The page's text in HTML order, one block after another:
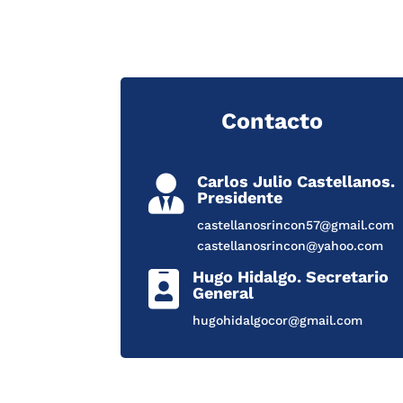
Contacto

Carlos Julio Castellanos.
Presidente
castellanosrincon57@gmail.com
castellanosrincon@yahoo.com

Hugo Hidalgo. Secretario
General
hugohidalgocor@gmail.com